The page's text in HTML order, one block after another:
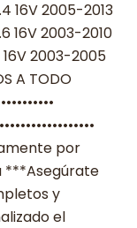
16V 2005-2013
16V 2003-2010
2003-2005
A TODO
por
***Asegúrate
y
el